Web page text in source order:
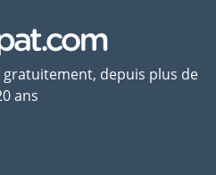
gratuitement, depuis plus de
ans